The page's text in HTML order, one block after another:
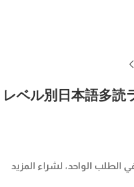
レベル別日本語多読
من ٥ قطع أو ٢ بوكس في الطلب الواحد، لشراء المزيد